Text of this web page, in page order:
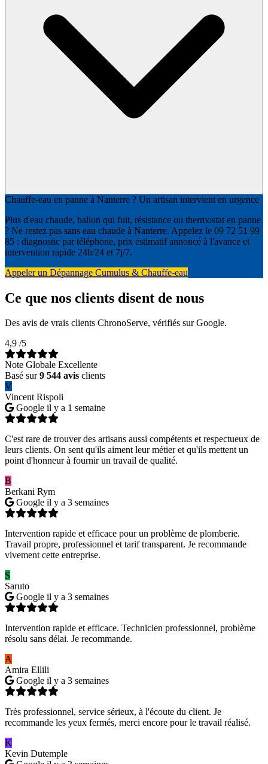
Chauffe-eau en panne à Nanterre ? Un artisan intervient en urgence
Plus d'eau chaude, ballon qui fuit, résistance ou thermostat en panne
? Ne restez pas sans eau chaude à Nanterre. Appelez le 09 72 51 99
85 : diagnostic par téléphone, prix estimatif annoncé à l'avance et
intervention rapide 24h/24 et 7j/7.
Appeler un Dépannage Cumulus & Chauffe-eau
Ce que nos clients disent de nous
Des avis de vrais clients ChronoServe, vérifiés sur Google.
4,9 /5
Note Globale Excellente
Basé sur9 544 avis clients
V
Vincent Rispoli
Google il y a 1 semaine
C'est rare de trouver des artisans aussi compétents et respectueux de
leurs clients. On sent qu'ils aiment leur métier et qu'ils mettent un
point d'honneur à fournir un travail de qualité.
B
Berkani Rym
Google il y a 3 semaines
Intervention rapide et efficace pour un problème de plomberie.
Travail propre, professionnel et tarif transparent. Je recommande
vivement cette entreprise.
S
Saruto
Google il y a 3 semaines
Intervention rapide et efficace. Technicien professionnel, problème
résolu sans délai. Je recommande.
A
Amira Ellili
Google il y a 3 semaines
Très professionnel, service sérieux, à l'écoute du client. Je
recommande les yeux fermés, merci encore pour le travail réalisé.
K
Kevin Dutemple